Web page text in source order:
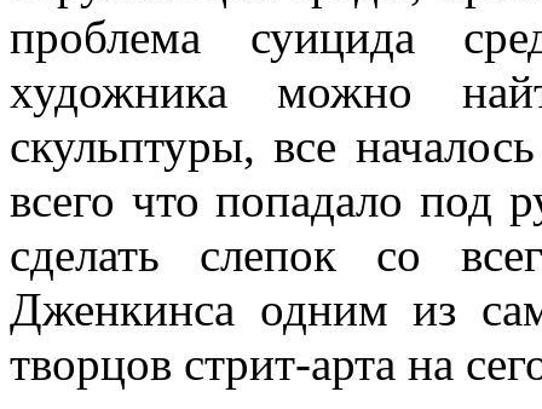
проблема суицида
художника можно
скульптуры, все
всего что попадало под
сделать слепок со
Дженкинса одним из
творцов стрит-арта на